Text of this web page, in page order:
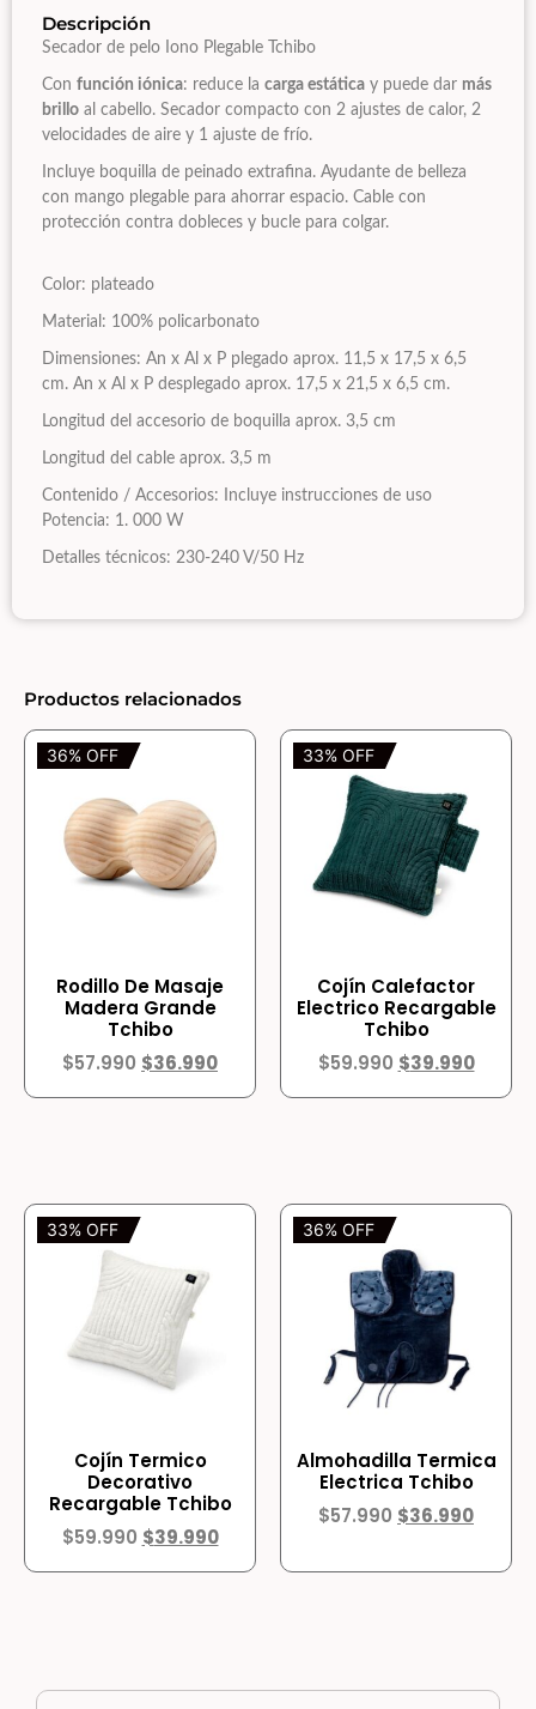
Descripción
Secador de pelo Iono Plegable Tchibo
Con función iónica: reduce la carga estática y puede dar más
brillo al cabello. Secador compacto con 2 ajustes de calor, 2
velocidades de aire y 1 ajuste de frío.
Incluye boquilla de peinado extrafina. Ayudante de belleza
con mango plegable para ahorrar espacio. Cable con
protección contra dobleces y bucle para colgar.
Color: plateado
Material: 100% policarbonato
Dimensiones: An x Al x P plegado aprox. 11,5 x 17,5 x 6,5
cm. An x Al x P desplegado aprox. 17,5 x 21,5 x 6,5 cm.
Longitud del accesorio de boquilla aprox. 3,5 cm
Longitud del cable aprox. 3,5 m
Contenido / Accesorios: Incluye instrucciones de uso
Potencia: 1. 000 W
Detalles técnicos: 230-240 V/50 Hz
Productos relacionados
36% OFF
Rodillo De Masaje
Madera Grande
Tchibo
$57.990 $36.990
33% OFF
Cojín Calefactor
Electrico Recargable
Tchibo
$59.990 $39.990
33% OFF
Cojín Termico
Decorativo
Recargable Tchibo
$59.990 $39.990
36% OFF
Almohadilla Termica
Electrica Tchibo
$57.990 $36.990